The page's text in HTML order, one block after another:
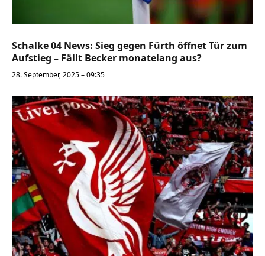
Schalke 04 News: Sieg gegen Fürth öffnet Tür zum
Aufstieg – Fällt Becker monatelang aus?
28. September, 2025 – 09:35